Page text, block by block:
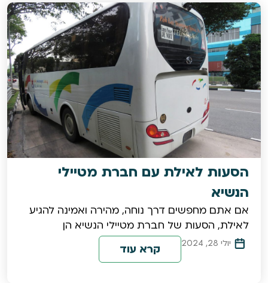
הסעות לאילת עם חברת מטיילי
הנשיא
אם אתם מחפשים דרך נוחה, מהירה ואמינה להגיע
לאילת, הסעות של חברת מטיילי הנשיא הן
יולי 28, 2024 קרא עוד